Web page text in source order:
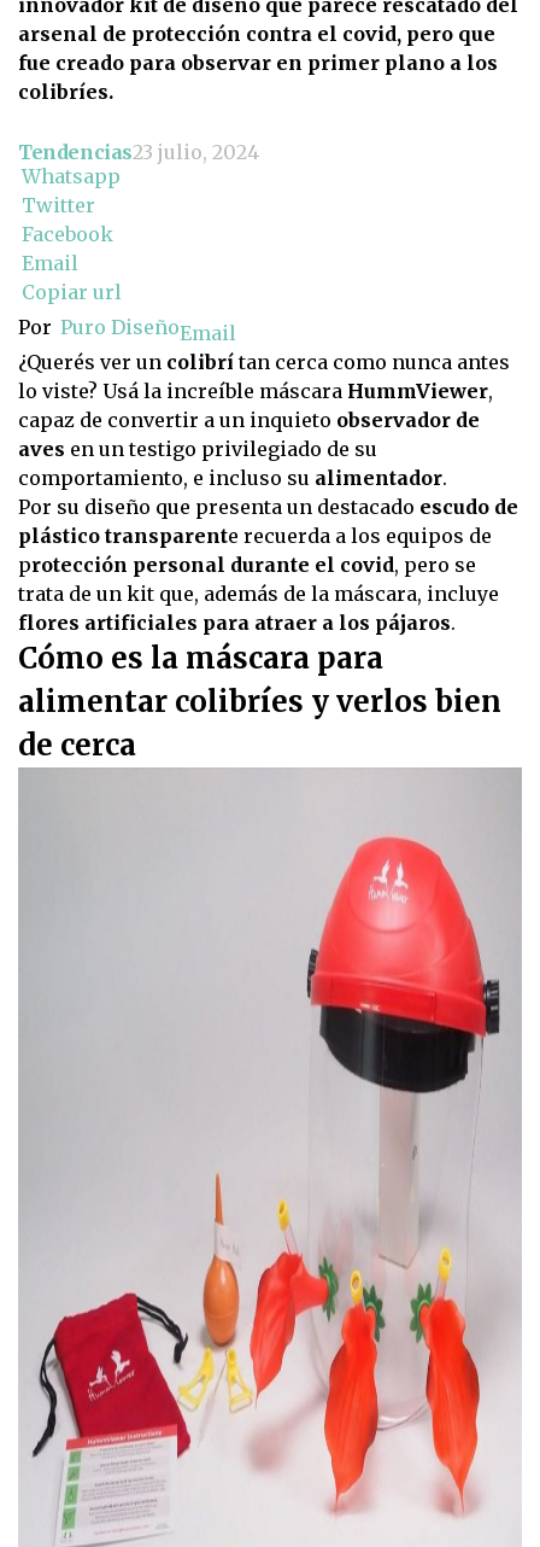
innovador kit de diseño que parece rescatado del
arsenal de protección contra el covid, pero que
fue creado para observar en primer plano a los
colibríes.
Tendencias23 julio, 2024
Whatsapp
Twitter
Facebook
Email
Copiar url
Por Puro DiseñoEmail
¿Querés ver un colibrítan cerca como nunca antes
lo viste? Usá la increíble máscara HummViewer,
capaz de convertir a un inquieto observador de
aves en un testigo privilegiado de su
comportamiento, e incluso su alimentador.
Por su diseño que presenta un destacado escudo de
plástico transparente recuerda a los equipos de
protección personal durante el covid, pero se
trata de un kit que, además de la máscara, incluye
flores artificiales para atraer a los pájaros.
Cómo es la máscara para
alimentar colibríes y verlos bien
de cerca